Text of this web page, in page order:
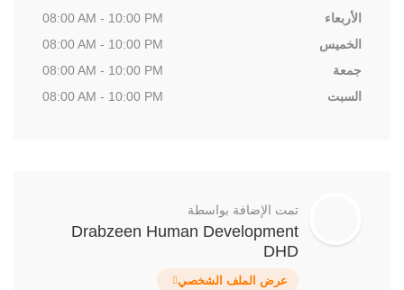
الأربعاء
08:00 AM - 10:00 PM
الخميس
08:00 AM - 10:00 PM
جمعة
08:00 AM - 10:00 PM
السبت
08:00 AM - 10:00 PM
تمت الإضافة بواسطة
Drabzeen Human Development
DHD
عرض الملف الشخصي